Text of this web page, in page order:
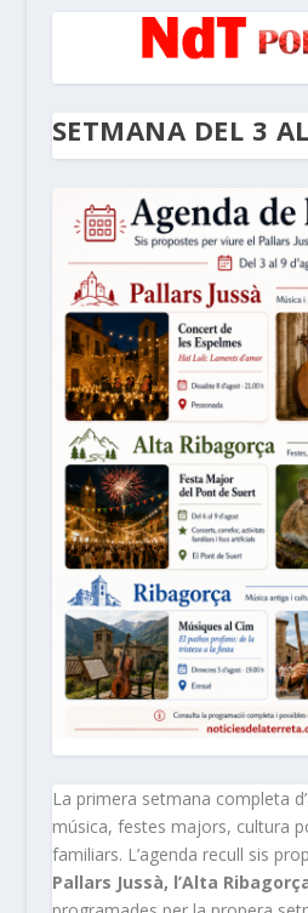
SETMANA DEL 3
La primera setmana completa
música, festes majors, cultura
familiars. L’agenda recull sis
Pallars Jussà, l’Alta